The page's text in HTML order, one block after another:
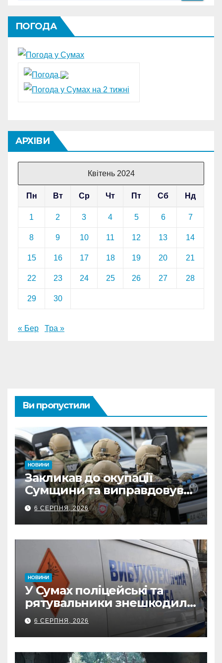
ПОГОДА
АРХІВИ
Квітень 2024
Пн Вт Ср Чт Пт Сб Нд
1 2 3 4 5 6 7
8 9 10 11 12 13 14
15 16 17 18 19 20 21
22 23 24 25 26 27 28
29 30
« Бер Тра »
Ви пропустили
НОВИНИ
Закликав до окупації
Сумщини та виправдовував
обстріли: СБУ викрила
прокремлівського агітатора
з Охтирки
6 СЕРПНЯ, 2026
НОВИНИ
У Сумах поліцейські та
рятувальники знешкодили
500-кілограмову авіабомбу
росіян
6 СЕРПНЯ, 2026